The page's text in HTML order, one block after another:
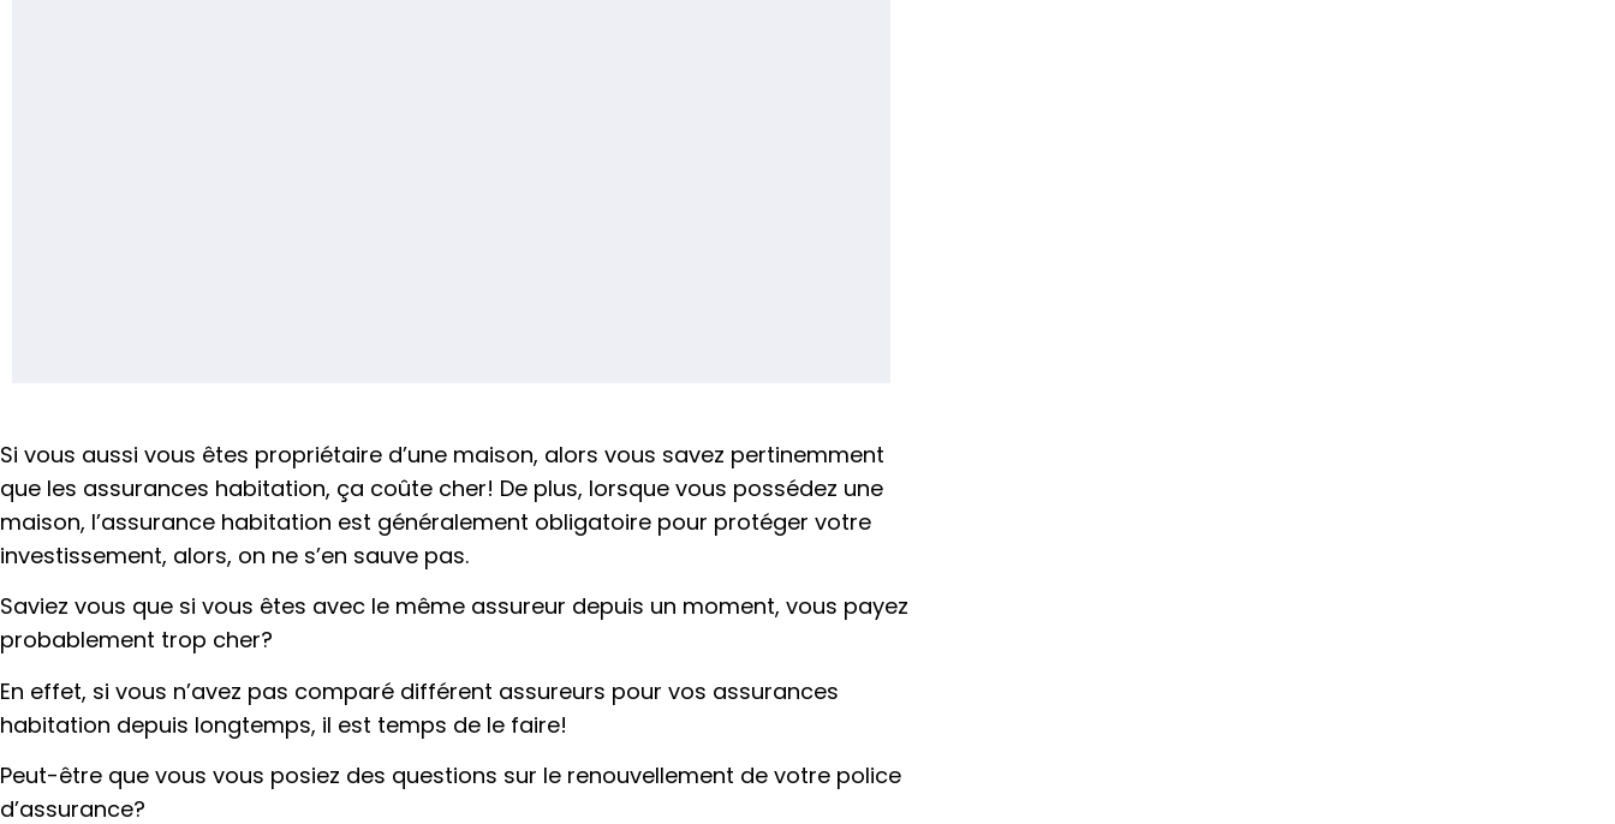
Si vous aussi vous êtes propriétaire d’une maison, alors vous savez pertinemment
que les assurances habitation, ça coûte cher! De plus, lorsque vous possédez une
maison, l’assurance habitation est généralement obligatoire pour protéger votre
investissement, alors, on ne s’en sauve pas.
Saviez vous que si vous êtes avec le même assureur depuis un moment, vous payez
probablement trop cher?
En effet, si vous n’avez pas comparé différent assureurs pour vos assurances
habitation depuis longtemps, il est temps de le faire!
Peut-être que vous vous posiez des questions sur le renouvellement de votre police
d’assurance?